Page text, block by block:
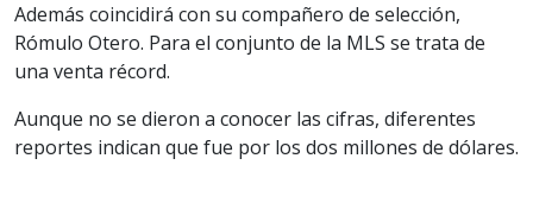
Además coincidirá con su compañero de selección,
Rómulo Otero. Para el conjunto de la MLS se trata de
una venta récord.
Aunque no se dieron a conocer las cifras, diferentes
reportes indican que fue por los dos millones de dólares.